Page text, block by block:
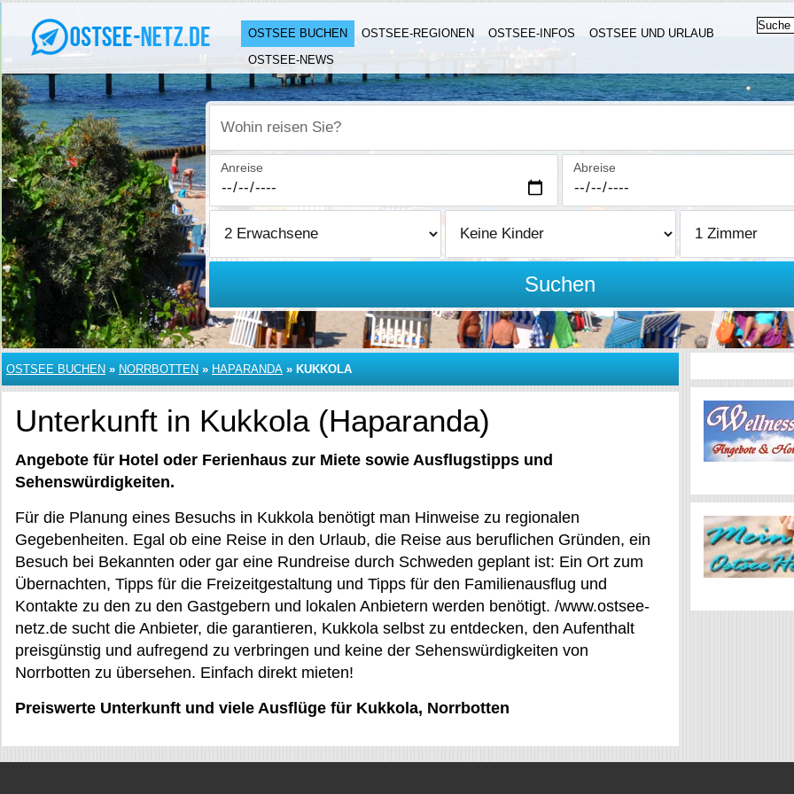
OSTSEE BUCHEN OSTSEE-REGIONEN OSTSEE-INFOS
OSTSEE UND URLAUB
OSTSEE-NEWS
Wohin reisen Sie?
Anreise Abreise
Suchen
OSTSEE BUCHEN » NORRBOTTEN » HAPARANDA » KUKKOLA
Unterkunft in Kukkola (Haparanda)
Angebote für Hotel oder Ferienhaus zur Miete sowie Ausflugstipps und
Sehenswürdigkeiten.
Für die Planung eines Besuchs in Kukkola benötigt man Hinweise zu regionalen
Gegebenheiten. Egal ob eine Reise in den Urlaub, die Reise aus beruflichen Gründen, ein
Besuch bei Bekannten oder gar eine Rundreise durch Schweden geplant ist: Ein Ort zum
Übernachten, Tipps für die Freizeitgestaltung und Tipps für den Familienausflug und
Kontakte zu den zu den Gastgebern und lokalen Anbietern werden benötigt. /www.ostsee-
netz.de sucht die Anbieter, die garantieren, Kukkola selbst zu entdecken, den Aufenthalt
preisgünstig und aufregend zu verbringen und keine der Sehenswürdigkeiten von
Norrbotten zu übersehen. Einfach direkt mieten!
Preiswerte Unterkunft und viele Ausflüge für Kukkola, Norrbotten